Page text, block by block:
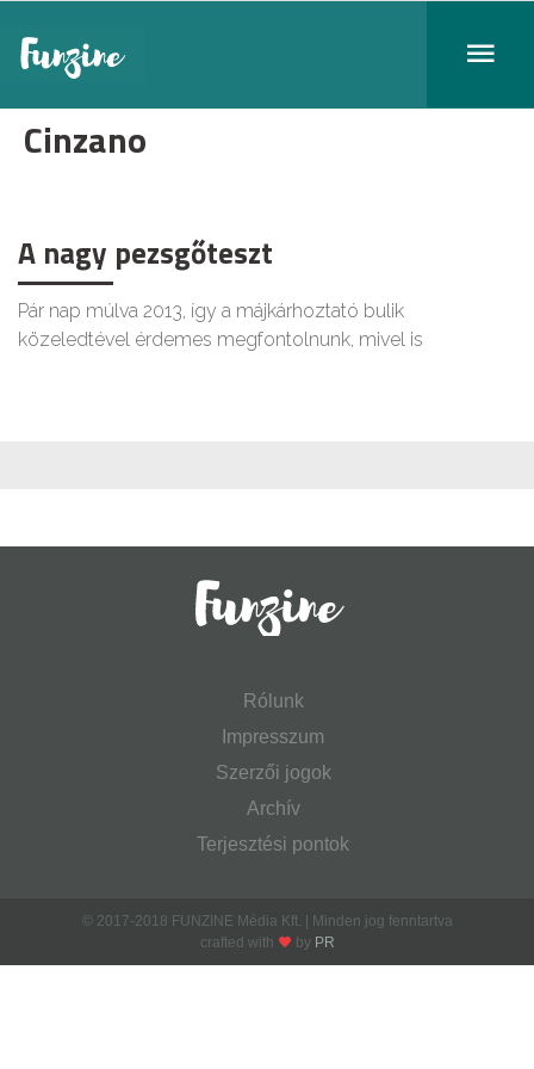
Cinzano
A nagy pezsgőteszt
Pár nap múlva 2013, így a májkárhoztató bulik
közeledtével érdemes megfontolnunk, mivel is
Rólunk
Impresszum
Szerzői jogok
Archív
Terjesztési pontok
© 2017-2018 FUNZINE Média Kft. | Minden jog fenntartva
crafted with
by PR